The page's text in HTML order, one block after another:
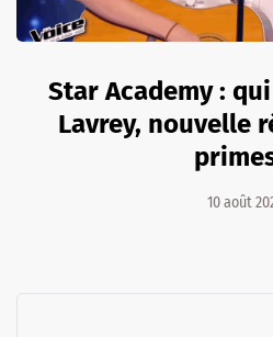
Star Academy :
Lavrey, nouvelle
10 août